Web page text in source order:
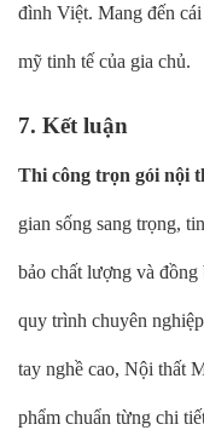
đình Việt. Mang đến
mỹ tinh tế của gia chủ.
7. Kết luận
Thi công trọn gói nội
gian sống sang trọng,
bảo chất lượng và
quy trình chuyên
tay nghề cao, Nội thất
phẩm chuẩn từng chi